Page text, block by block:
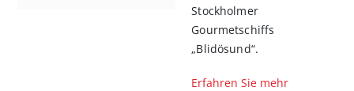
Stockholmer
Gourmetschiffs
„Blidösund“.
Erfahren Sie mehr